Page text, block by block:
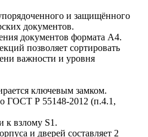
и защищённого
документов.
документов формата А4.
позволяет сортировать
важности и уровня
ключевым замком.
ГОСТ Р 55148-2012 (п.4.1,
к взлому S1.
и дверей составляет 2